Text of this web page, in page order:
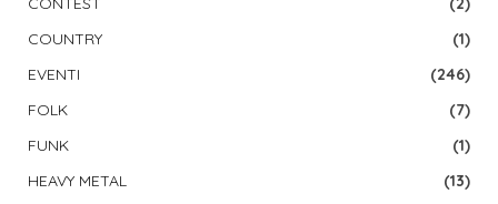
COUNTRY
(1)
EVENTI
(246)
FOLK
(7)
FUNK
(1)
HEAVY METAL
(13)